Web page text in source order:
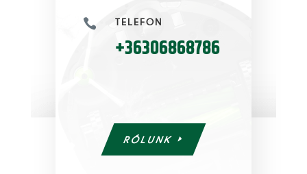
 TELEFON
+36306868786
RÓLUNK